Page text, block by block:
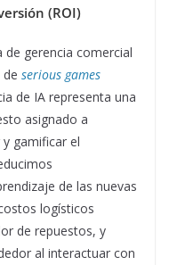
(ROI)
de gerencia comercial
serious games
de IA representa una
asignado a
gamificar el
de las nuevas
logísticos
de repuestos, y
al interactuar con